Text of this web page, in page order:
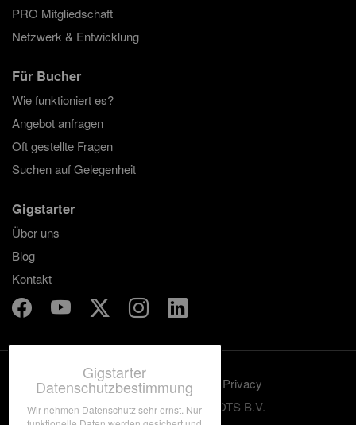
PRO Mitgliedschaft
Netzwerk & Entwicklung
Für Bucher
Wie funktioniert es?
Angebot anfragen
Oft gestellte Fragen
Suchen auf Gelegenheit
Gigstarter
Über uns
Blog
Kontakt
Benutzungskonditionen
Privacy
© 2012-2026 GRASSROOTS B.V.
Gigstarter
Datenschutzbestimmung
Wir nehmen Datenschutz sehr ernst. Nur